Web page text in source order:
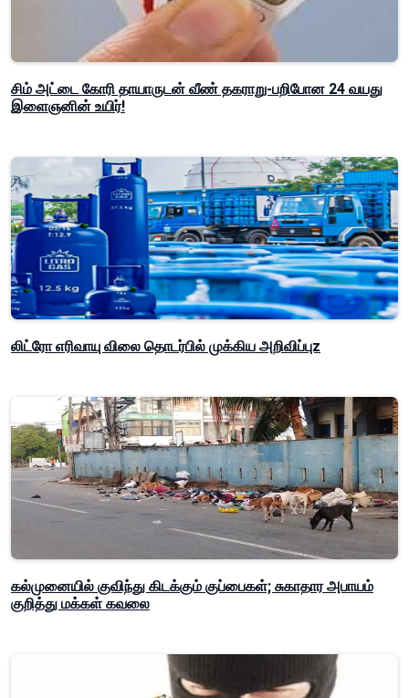
சிம் அட்டை கோரி தாயாருடன் வீண் தகராறு-பறிபோன 24 வயது
இளைஞனின் உயிர்!
லிட்ரோ எரிவாயு விலை தொடர்பில் முக்கிய அறிவிப்புz
கல்முனையில் குவிந்து கிடக்கும் குப்பைகள்; சுகாதார அபாயம்
குறித்து மக்கள் கவலை